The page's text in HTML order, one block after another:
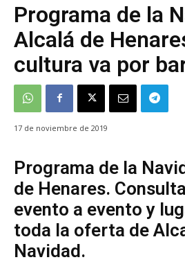
Programa de la
Alcalá de
cultura va por
17 de noviembre de 2019
Programa de la
de Henares.
evento a evento y
toda la oferta de
Navidad.